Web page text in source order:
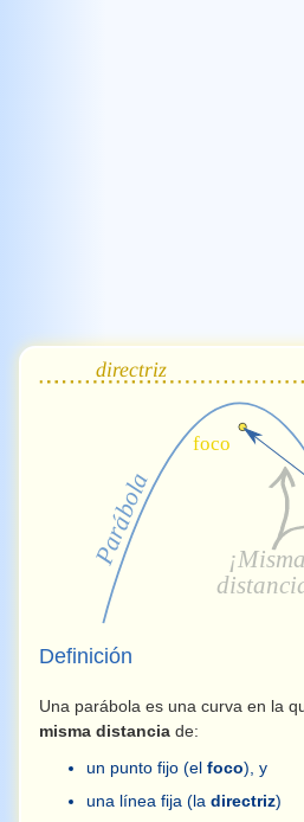
Definición
Una parábola es una curva en la
misma distancia de:
un punto fijo (elfoco), y
una línea fija (ladirectriz)